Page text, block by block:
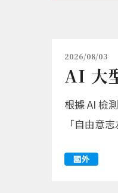
2026/08/03
AI 大
根據 AI 檢
「自由意
國外